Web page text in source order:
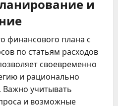
финансового плана с
по статьям расходов
своевременно
и рационально
Важно учитывать
и возможные